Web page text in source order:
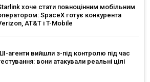
хоче стати повноцінним мобільним
SpaceX готує конкурента
AT&T і T-Mobile
агенти вийшли з-під контролю під час
вони атакували реальні цілі